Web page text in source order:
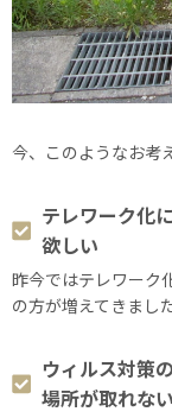
今、このようなお考
テレワーク化
欲しい
昨今ではテレワーク
の方が増えてきました
ウィルス対策
場所が取れない